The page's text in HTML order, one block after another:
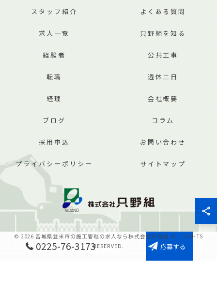
0225-76-3173 応募する
スタッフ紹介 よくある質問
求人一覧 只野組を知る
経験者 公共工事
転職 週休二日
経理 会社概要
ブログ コラム
採用申込 お問い合わせ
プライバシーポリシー サイトマップ
© 2026 宮城県登米市の施工管理の求人なら株式会社只野組 ALL RIGHTS
RESERVED.